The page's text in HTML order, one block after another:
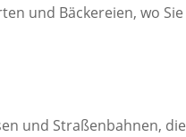
und Bäckereien, wo Sie
und Straßenbahnen, die